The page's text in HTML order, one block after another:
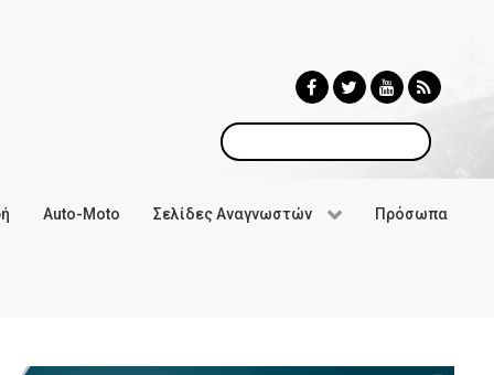
Αναζήτηση
Auto-Moto Σελίδες Αναγνωστών Πρόσωπα